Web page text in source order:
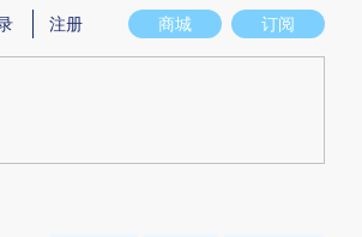
意图存在偏差。不代表财新观点和立场。推荐点击链
商城 订阅
注册